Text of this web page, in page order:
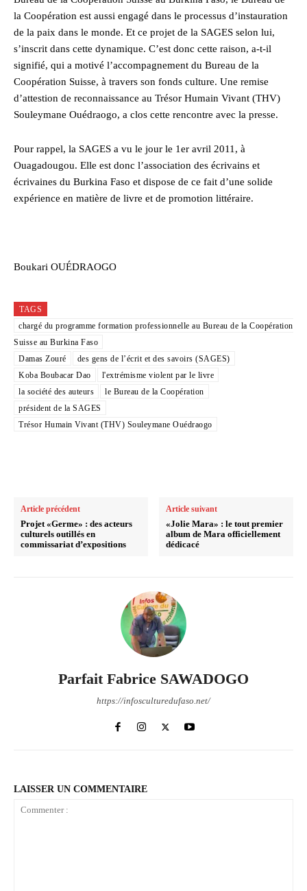
la Coopération est aussi engagé dans le processus d’instauration
de la paix dans le monde. Et ce projet de la SAGES selon lui,
s’inscrit dans cette dynamique. C’est donc cette raison, a-t-il
signifié, qui a motivé l’accompagnement du Bureau de la
Coopération Suisse, à travers son fonds culture. Une remise
d’attestion de reconnaissance au Trésor Humain Vivant (THV)
Souleymane Ouédraogo, a clos cette rencontre avec la presse.
Pour rappel, la SAGES a vu le jour le 1er avril 2011, à
Ouagadougou. Elle est donc l’association des écrivains et
écrivaines du Burkina Faso et dispose de ce fait d’une solide
expérience en matière de livre et de promotion littéraire.
Boukari OUÉDRAOGO
TAGS
chargé du programme formation professionnelle au Bureau de la Coopération
Suisse au Burkina Faso
Damas Zouré
des gens de l’écrit et des savoirs (SAGES)
Koba Boubacar Dao
l'extrémisme violent par le livre
la société des auteurs
le Bureau de la Coopération
président de la SAGES
Trésor Humain Vivant (THV) Souleymane Ouédraogo
Article précédent
Projet «Germe» : des acteurs
culturels outillés en
commissariat d’expositions
Article suivant
«Jolie Mara» : le tout premier
album de Mara officiellement
dédicacé
Parfait Fabrice SAWADOGO
https://infosculturedufaso.net/
LAISSER UN COMMENTAIRE